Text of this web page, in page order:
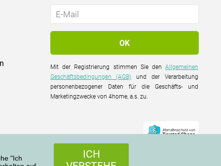
"Ich
ICH
Mit der Registrierung stimmen Sie denAllgemeinen
Geschäftsbedingungen (AGB) und der Verarbeitung
personenbezogener Daten für die Geschäfts- und
Marketingzwecke von 4home, a.s. zu.